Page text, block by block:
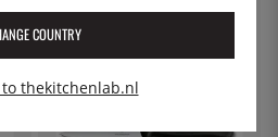
COUNTRY
thekitchenlab.nl